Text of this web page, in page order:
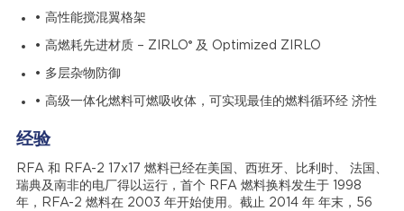
• 高性能搅混翼格架
• 高燃耗先进材质 – ZIRLO®及 Optimized ZIRLO
• 多层杂物防御
• 高级一体化燃料可燃吸收体，可实现最佳的燃料循环经 济性
经验
RFA 和 RFA-2 17x17 燃料已经在美国、西班牙、比利时、 法国、
瑞典及南非的电厂得以运行，首个 RFA 燃料换料发生于 1998
年，RFA-2 燃料在 2003 年开始使用。截止 2014 年 年末，56